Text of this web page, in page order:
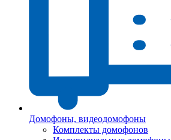
Домофоны, видеодомофоны
Комплекты домофонов